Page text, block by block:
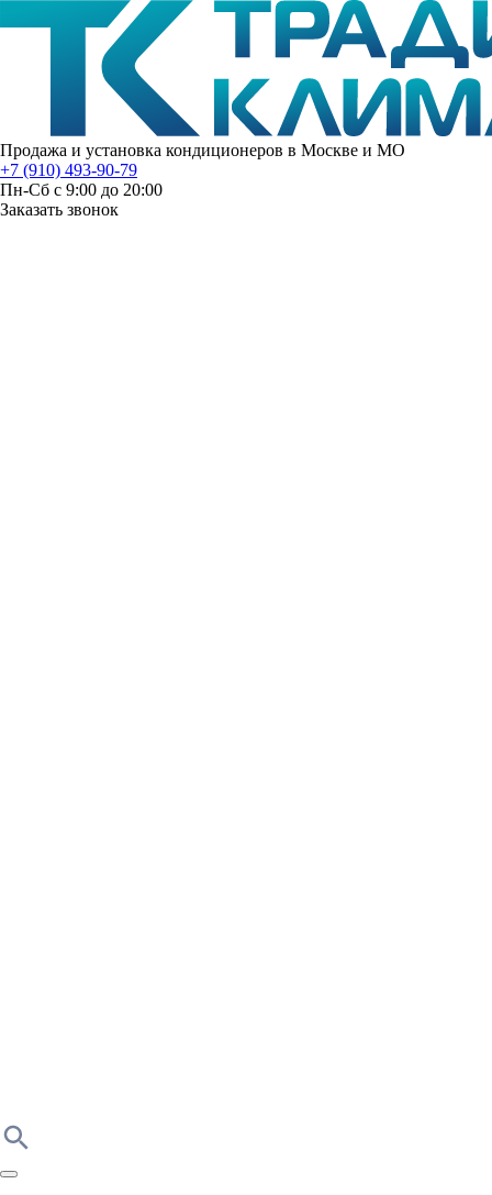
Продажа и установка кондиционеров в Москве и МО
+7 (910) 493-90-79
Пн-Сб с 9:00 до 20:00
Заказать звонок